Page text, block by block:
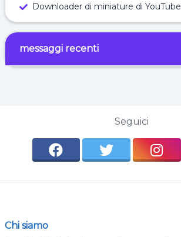
Downloader di miniature di YouTube
messaggi recenti
Seguici
Chi siamo